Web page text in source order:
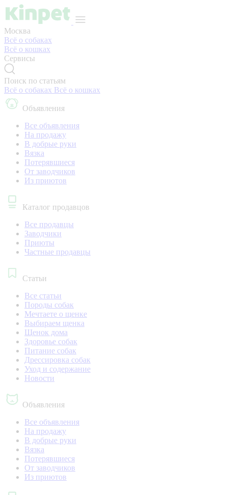
Москва
Всё о собаках
Всё о кошках
Сервисы
Поиск по статьям
Всё о собаках Всё о кошках
Объявления
Все объявления
На продажу
В добрые руки
Вязка
Потерявшиеся
От заводчиков
Из приютов
Каталог продавцов
Все продавцы
Заводчики
Приюты
Частные продавцы
Статьи
Все статьи
Породы собак
Мечтаете о щенке
Выбираем щенка
Щенок дома
Здоровье собак
Питание собак
Дрессировка собак
Уход и содержание
Новости
Объявления
Все объявления
На продажу
В добрые руки
Вязка
Потерявшиеся
От заводчиков
Из приютов